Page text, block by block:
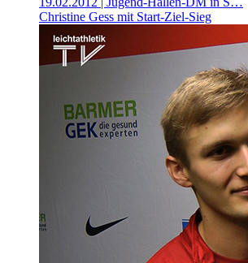
Christine Gess mit Start-Ziel-Sieg